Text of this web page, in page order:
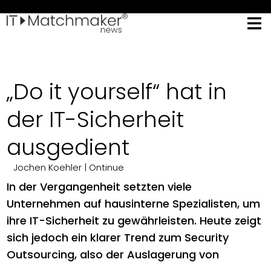
„Do it yourself“ hat in
der IT-Sicherheit
ausgedient
Jochen Koehler | Ontinue
In der Vergangenheit setzten viele
Unternehmen auf hausinterne Spezialisten, um
ihre IT-Sicherheit zu gewährleisten. Heute zeigt
sich jedoch ein klarer Trend zum Security
Outsourcing, also der Auslagerung von